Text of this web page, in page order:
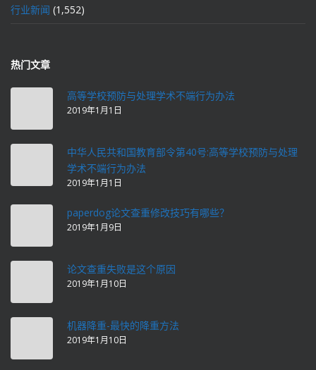
行业新闻 (1,552)
热门文章
高等学校预防与处理学术不端行为办法
2019年1月1日
中华人民共和国教育部令第40号:高等学校预防与处理
学术不端行为办法
2019年1月1日
paperdog论文查重修改技巧有哪些？
2019年1月9日
论文查重失败是这个原因
2019年1月10日
机器降重-最快的降重方法
2019年1月10日